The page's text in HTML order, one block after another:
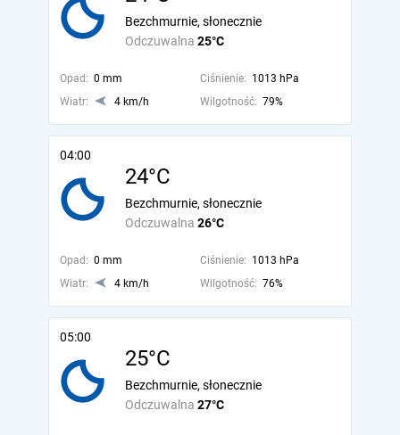
Odczuwalna 25°C
Bezchmurnie, słonecznie
Opad: 0 mm Ciśnienie: 1013 hPa
Wiatr:
4 km/h Wilgotność: 79%
04:00
24°C
Odczuwalna 26°C
Bezchmurnie, słonecznie
Opad: 0 mm Ciśnienie: 1013 hPa
Wiatr:
4 km/h Wilgotność: 76%
05:00
25°C
Odczuwalna 27°C
Bezchmurnie, słonecznie